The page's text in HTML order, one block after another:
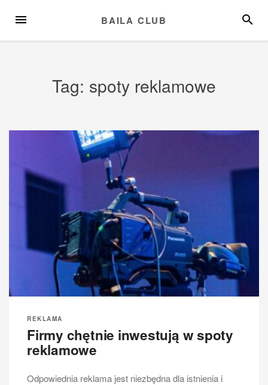
MENU BAILA CLUB
Tag: spoty reklamowe
REKLAMA
Firmy chętnie inwestują w spoty
reklamowe
Odpowiednia reklama jest niezbędna dla istnienia i